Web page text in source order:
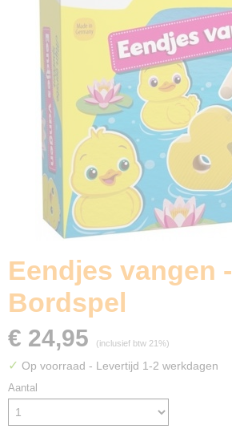
Eendjes vangen -
Bordspel
€ 24,95 (inclusief btw 21%)
✓ Op voorraad - Levertijd 1-2 werkdagen
Aantal